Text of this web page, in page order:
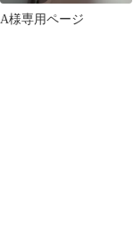
A様専用ページ